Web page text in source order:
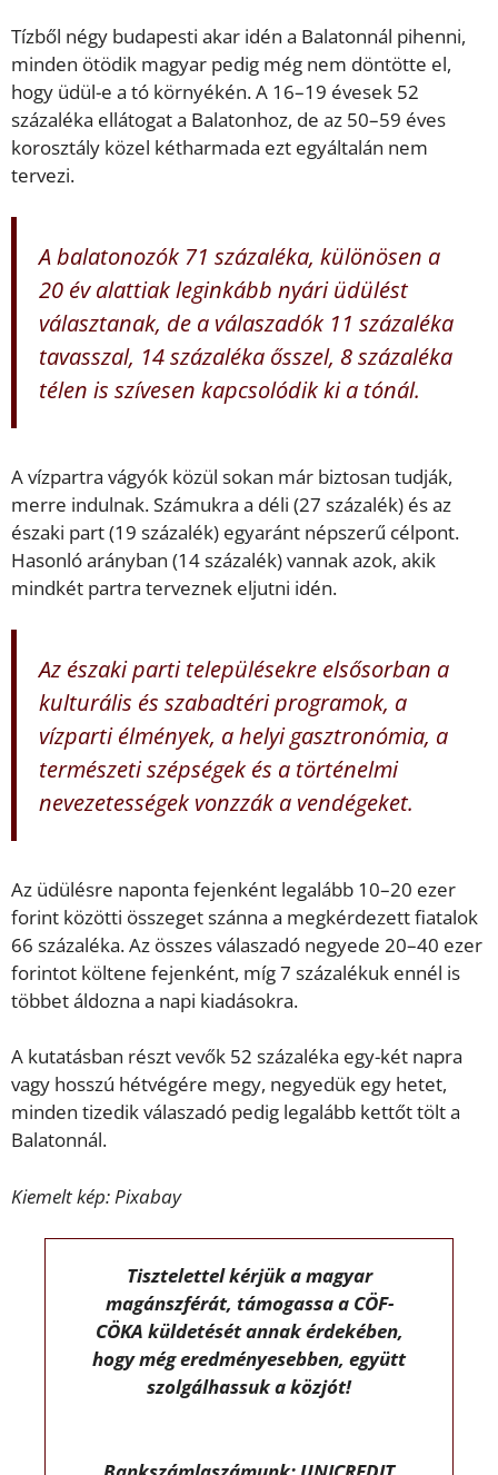
Tízből négy budapesti akar idén a Balatonnál pihenni,
minden ötödik magyar pedig még nem döntötte el,
hogy üdül-e a tó környékén. A 16–19 évesek 52
százaléka ellátogat a Balatonhoz, de az 50–59 éves
korosztály közel kétharmada ezt egyáltalán nem
tervezi.
A balatonozók 71 százaléka, különösen a
20 év alattiak leginkább nyári üdülést
választanak, de a válaszadók 11 százaléka
tavasszal, 14 százaléka ősszel, 8 százaléka
télen is szívesen kapcsolódik ki a tónál.
A vízpartra vágyók közül sokan már biztosan tudják,
merre indulnak. Számukra a déli (27 százalék) és az
északi part (19 százalék) egyaránt népszerű célpont.
Hasonló arányban (14 százalék) vannak azok, akik
mindkét partra terveznek eljutni idén.
Az északi parti településekre elsősorban a
kulturális és szabadtéri programok, a
vízparti élmények, a helyi gasztronómia, a
természeti szépségek és a történelmi
nevezetességek vonzzák a vendégeket.
Az üdülésre naponta fejenként legalább 10–20 ezer
forint közötti összeget szánna a megkérdezett fiatalok
66 százaléka. Az összes válaszadó negyede 20–40 ezer
forintot költene fejenként, míg 7 százalékuk ennél is
többet áldozna a napi kiadásokra.
A kutatásban részt vevők 52 százaléka egy-két napra
vagy hosszú hétvégére megy, negyedük egy hetet,
minden tizedik válaszadó pedig legalább kettőt tölt a
Balatonnál.
Kiemelt kép:Pixabay
Tisztelettel kérjük a magyar
magánszférát, támogassa a CÖF-
CÖKA küldetését annak érdekében,
hogy még eredményesebben, együtt
szolgálhassuk a közjót!